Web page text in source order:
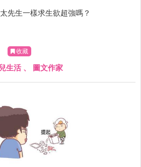
先生一樣求生欲超強嗎？
收藏
生活、 圖文作家